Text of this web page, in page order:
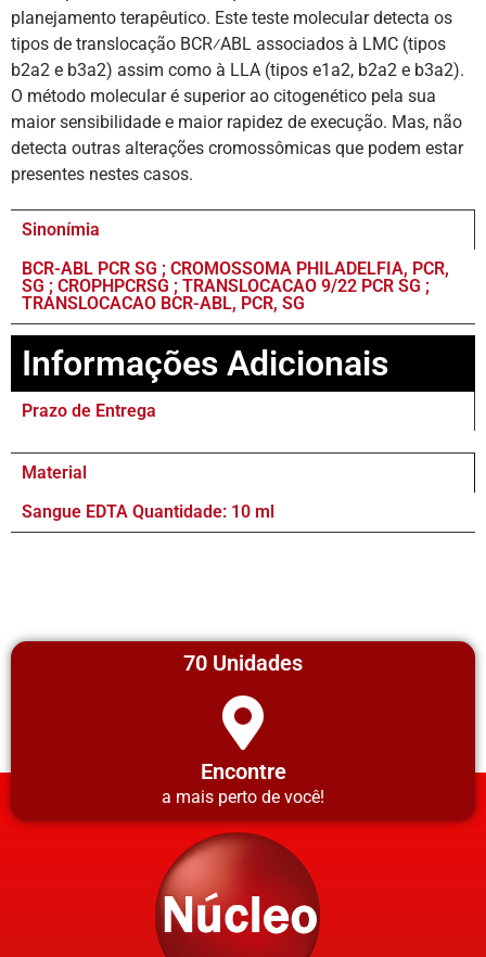
planejamento terapêutico. Este teste molecular detecta os
tipos de translocação BCR⁄ABL associados à LMC (tipos
b2a2 e b3a2) assim como à LLA (tipos e1a2, b2a2 e b3a2).
O método molecular é superior ao citogenético pela sua
maior sensibilidade e maior rapidez de execução. Mas, não
detecta outras alterações cromossômicas que podem estar
presentes nestes casos.
Sinonímia
BCR-ABL PCR SG ; CROMOSSOMA PHILADELFIA, PCR,
SG ; CROPHPCRSG ; TRANSLOCACAO 9/22 PCR SG ;
TRANSLOCACAO BCR-ABL, PCR, SG
Informações Adicionais
Prazo de Entrega
Material
Sangue EDTA Quantidade: 10 ml
70 Unidades
Encontre
a mais perto de você!